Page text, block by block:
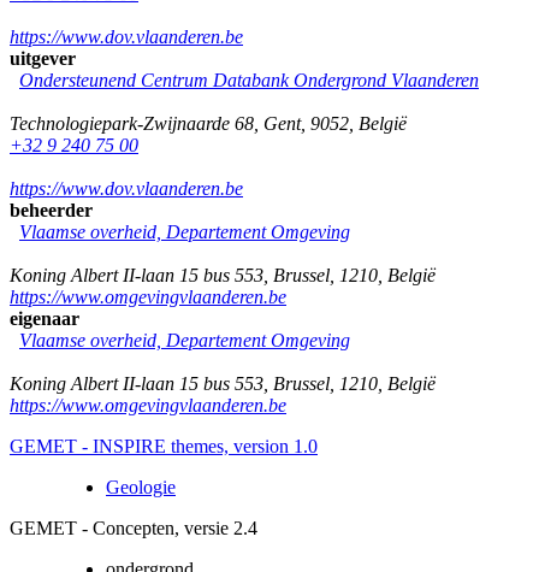
https://www.dov.vlaanderen.be
uitgever
Ondersteunend Centrum Databank Ondergrond Vlaanderen
Technologiepark-Zwijnaarde 68 Gent, 9052 België
+32 9 240 75 00
https://www.dov.vlaanderen.be
beheerder
Vlaamse overheid, Departement Omgeving
Koning Albert II-laan 15 bus 553 Brussel 1210 België
https://www.omgevingvlaanderen.be
eigenaar
Vlaamse overheid, Departement Omgeving
Koning Albert II-laan 15 bus 553 Brussel 1210 België
https://www.omgevingvlaanderen.be
GEMET - INSPIRE themes, version 1.0
Geologie
GEMET - Concepten, versie 2.4